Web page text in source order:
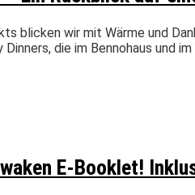
blicken wir mit Wärme und
die im Bennohaus und im
E-Booklet!